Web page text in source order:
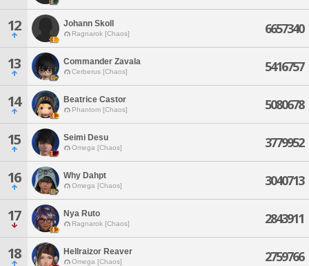
12 Johann Skoll
Ragnarok [Chaos] 6657340
13 Commander Zavala
Cerberus [Chaos] 5416757
14 Beatrice Castor
Phantom [Chaos] 5080678
15 Seimi Desu
Omega [Chaos] 3779952
16 Why Dahpt
Omega [Chaos] 3040713
17 Nya Ruto
Ragnarok [Chaos] 2843911
18 Hellraizor Reaver
Omega [Chaos] 2759766